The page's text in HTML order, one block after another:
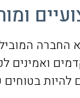
החברה
ואמינים
להיות